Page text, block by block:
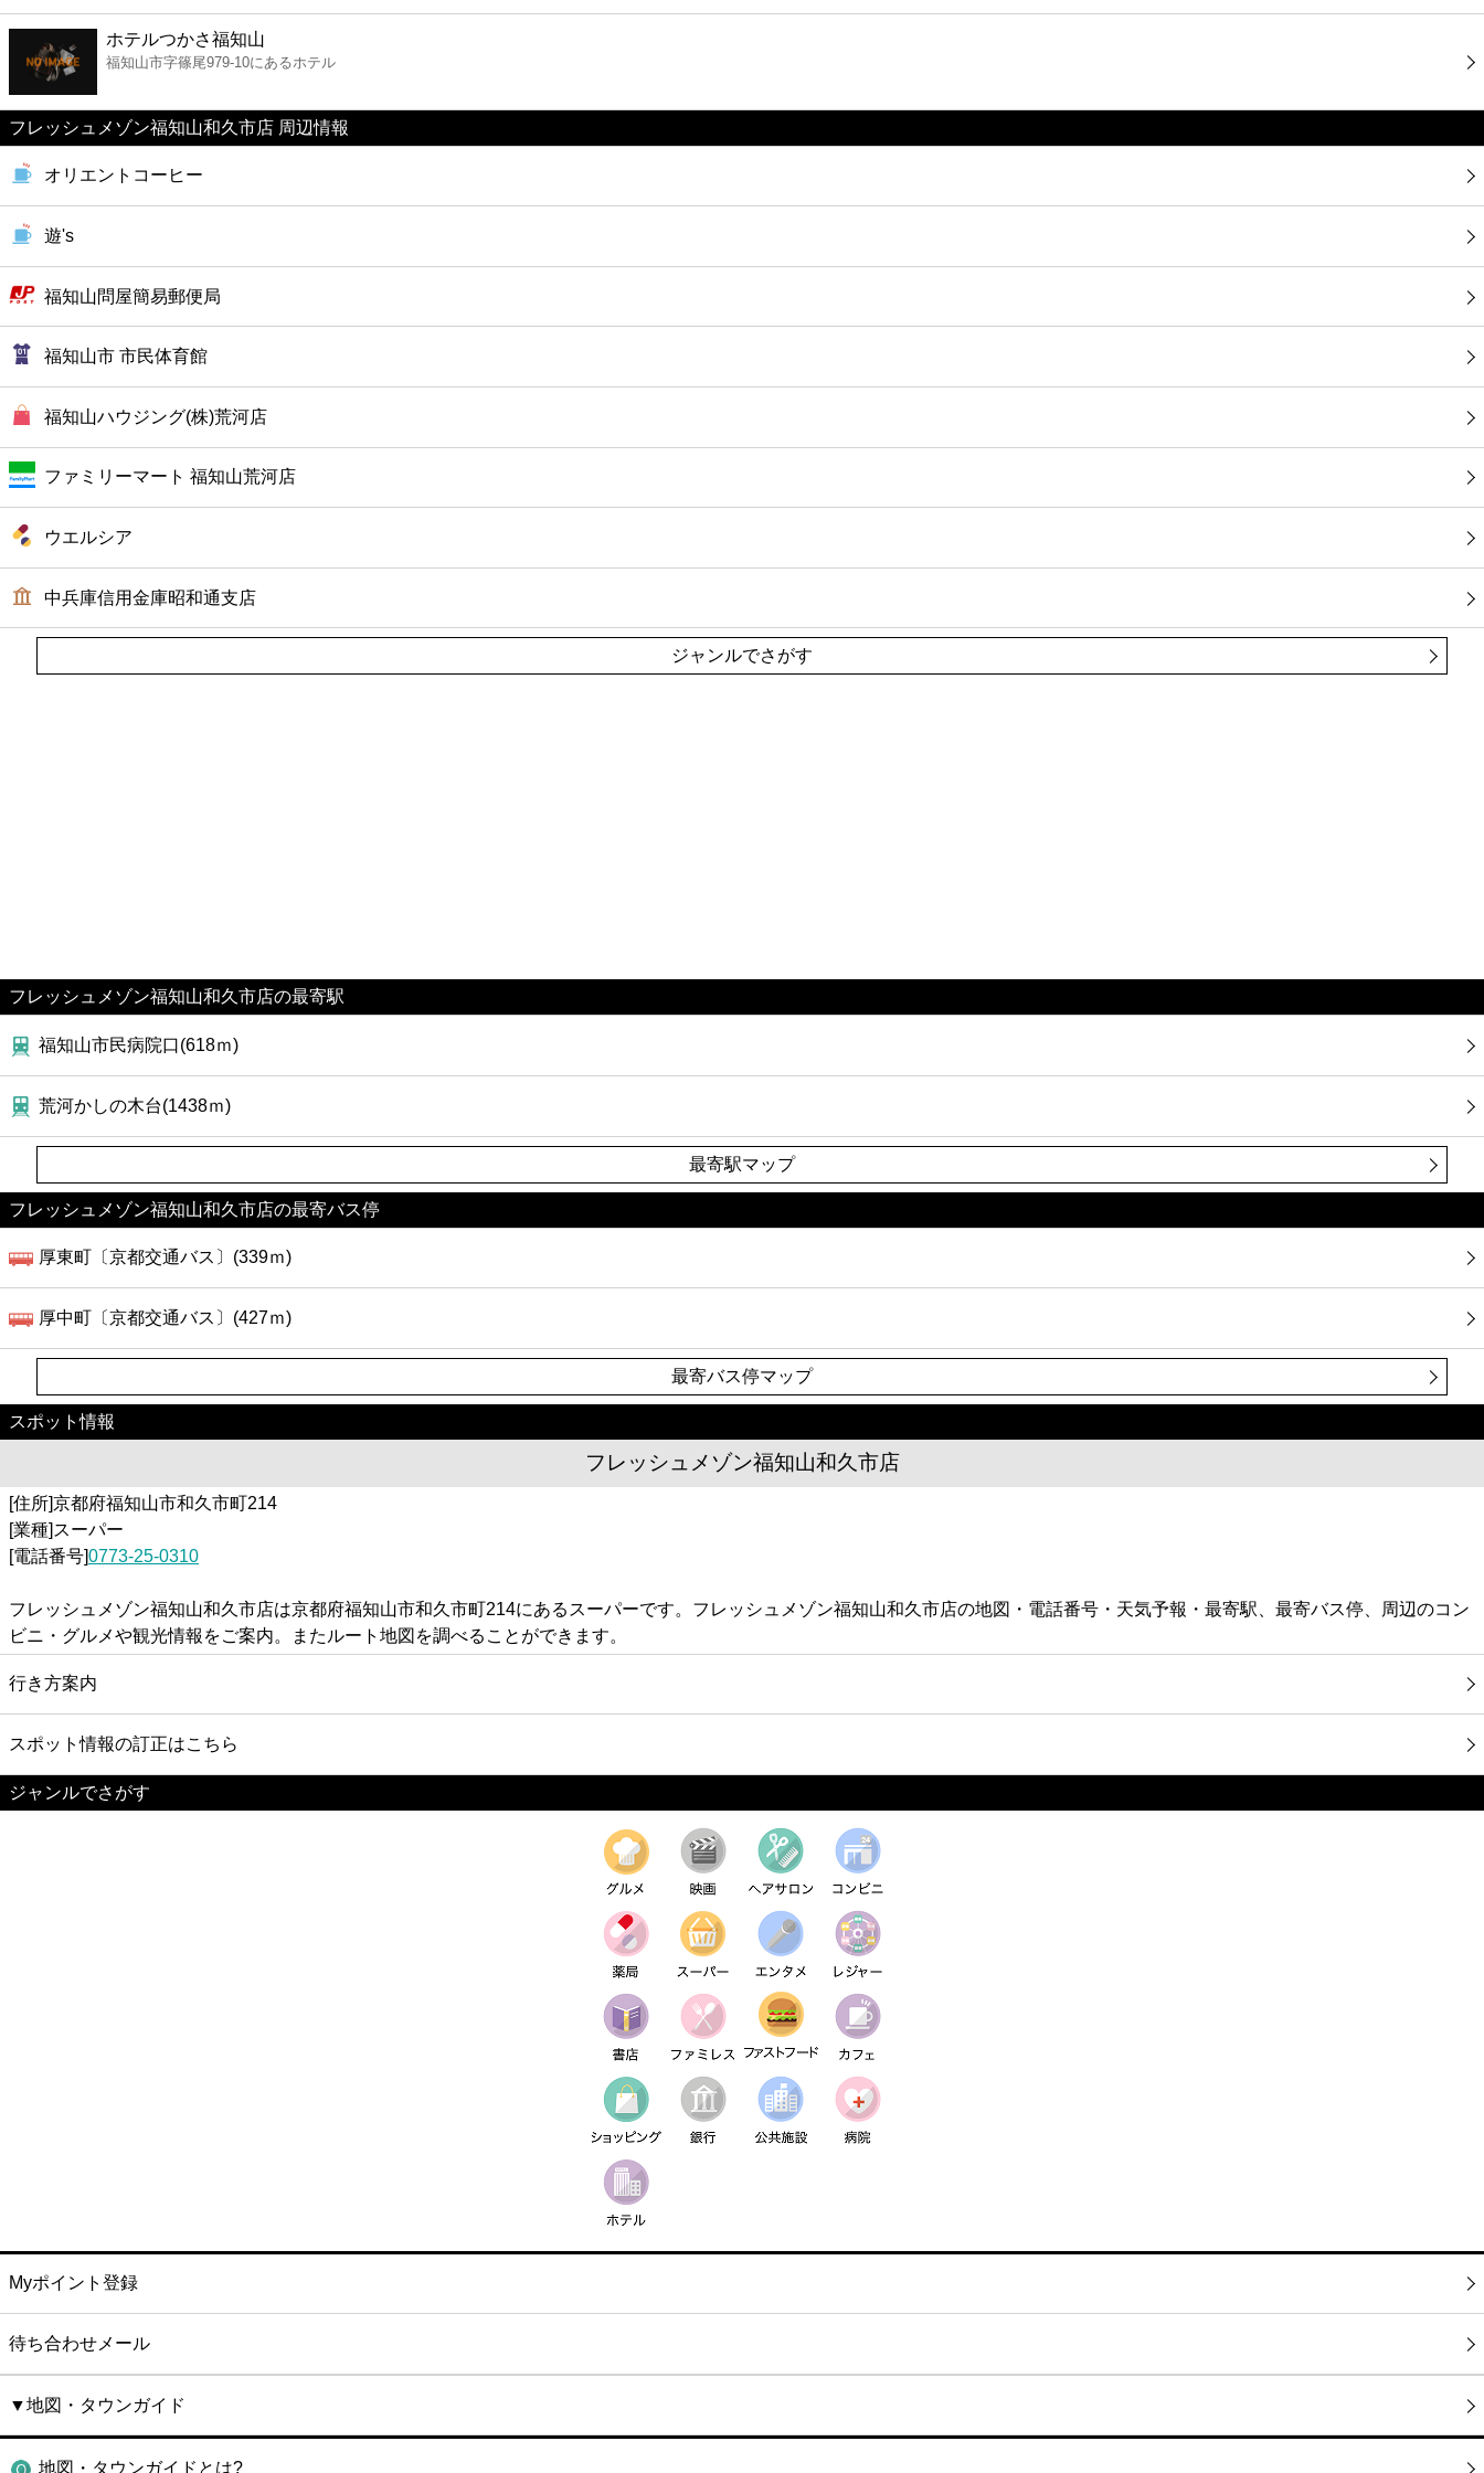
ファーストフード
カフェ
ショッピング
病院
ホテル
ホテルつかさ福知山
福知山市字篠尾979-10にあるホテル
フレッシュメゾン福知山和久市店 周辺情報
オリエントコーヒー
遊's
福知山問屋簡易郵便局
福知山市 市民体育館
福知山ハウジング(株)荒河店
ファミリーマート 福知山荒河店
ウエルシア
中兵庫信用金庫昭和通支店
ジャンルでさがす
フレッシュメゾン福知山和久市店の最寄駅
福知山市民病院口(618ｍ)
荒河かしの木台(1438ｍ)
最寄駅マップ
フレッシュメゾン福知山和久市店の最寄バス停
厚東町〔京都交通バス〕(339ｍ)
厚中町〔京都交通バス〕(427ｍ)
最寄バス停マップ
スポット情報
フレッシュメゾン福知山和久市店
[住所]京都府福知山市和久市町214
[業種]スーパー
[電話番号]0773-25-0310
フレッシュメゾン福知山和久市店は京都府福知山市和久市町214にあるスーパーです。フレッシュメゾン福知山和久市店の地図・電話番号・天気予報・最寄駅、最寄バス停、周辺のコン
ビニ・グルメや観光情報をご案内。またルート地図を調べることができます。
行き方案内
スポット情報の訂正はこちら
ジャンルでさがす
Myポイント登録
待ち合わせメール
▼地図・タウンガイド
地図・タウンガイドとは?